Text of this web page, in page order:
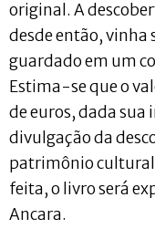
original. A
desde então, vinha
guardado em um
Estima-se que o
de euros, dada
divulgação da
patrimônio cultural
feita, o livro será
Ancara.